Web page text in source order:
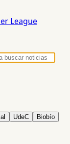
League
UdeC Biobío